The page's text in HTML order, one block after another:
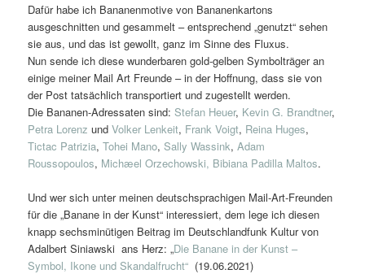
Dafür habe ich Bananenmotive von Bananenkartons
ausgeschnitten und gesammelt – entsprechend „genutzt“ sehen
sie aus, und das ist gewollt, ganz im Sinne des Fluxus.
Nun sende ich diese wunderbaren gold-gelben Symbolträger an
einige meiner Mail Art Freunde – in der Hoffnung, dass sie von
der Post tatsächlich transportiert und zugestellt werden.
Die Bananen-Adressaten sind:Stefan Heuer, Kevin G. Brandtner,
Petra Lorenz undVolker Lenkeit, Frank Voigt, Reina Huges,
Tictac Patrizia,Tohei Mano,Sally Wassink,Adam
Roussopoulos, Michæel Orzechowski, Bibiana Padilla Maltos.
Und wer sich unter meinen deutschsprachigen Mail-Art-Freunden
für die „Banane in der Kunst“ interessiert, dem lege ich diesen
knapp sechsminütigen Beitrag im Deutschlandfunk Kultur von
Adalbert Siniawski ans Herz: „Die Banane in der Kunst –
Symbol, Ikone und Skandalfrucht“ (19.06.2021)